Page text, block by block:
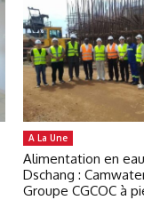
A La Une
Alimentation en
Dschang :
Groupe CGCOC à